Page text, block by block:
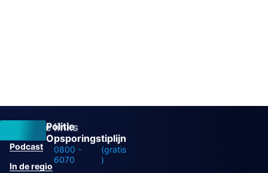
Politie
Opsporingstiplijn
0800 -
6070
(gratis
)
Overige links
Podcast
In de regio